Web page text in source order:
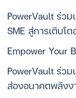
PowerVault ร่ว
SME สู่การเติบโ
Empower Your
PowerVault ร่วม
ส่องอนาคตพลังง